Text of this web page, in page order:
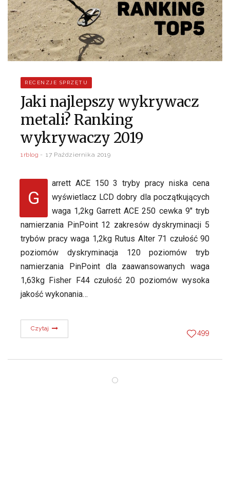
RECENZJE SPRZĘTU
Jaki najlepszy wykrywacz
metali? Ranking
wykrywaczy 2019
1rblog 17 Października 2019
G
arrett ACE 150 3 tryby pracy niska cena
wyświetlacz LCD dobry dla początkujących
waga 1,2kg Garrett ACE 250 cewka 9″ tryb
namierzania PinPoint 12 zakresów dyskryminacji 5
trybów pracy waga 1,2kg Rutus Alter 71 czułość 90
poziomów dyskryminacja 120 poziomów tryb
namierzania PinPoint dla zaawansowanych waga
1,63kg Fisher F44 czułość 20 poziomów wysoka
jakość wykonania…
Czytaj 499